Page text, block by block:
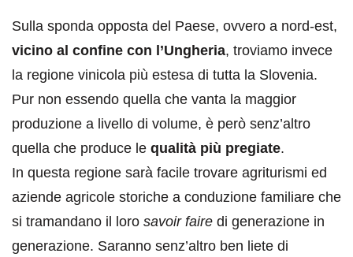
Sulla sponda opposta del Paese, ovvero a nord-est,
vicino al confine con l’Ungheria, troviamo invece
la regione vinicola più estesa di tutta la Slovenia.
Pur non essendo quella che vanta la maggior
produzione a livello di volume, è però senz’altro
quella che produce le qualità più pregiate.
In questa regione sarà facile trovare agriturismi ed
aziende agricole storiche a conduzione familiare che
si tramandano il loro savoir faire di generazione in
generazione. Saranno senz’altro ben liete di